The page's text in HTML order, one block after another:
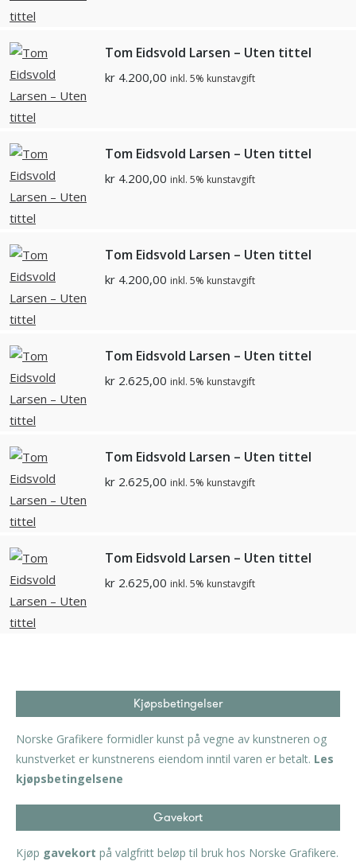
Tom Eidsvold Larsen – Uten tittel
kr 4.200,00 inkl. 5% kunstavgift
Tom Eidsvold Larsen – Uten tittel
kr 4.200,00 inkl. 5% kunstavgift
Tom Eidsvold Larsen – Uten tittel
kr 4.200,00 inkl. 5% kunstavgift
Tom Eidsvold Larsen – Uten tittel
kr 2.625,00 inkl. 5% kunstavgift
Tom Eidsvold Larsen – Uten tittel
kr 2.625,00 inkl. 5% kunstavgift
Tom Eidsvold Larsen – Uten tittel
kr 2.625,00 inkl. 5% kunstavgift
Kjøpsbetingelser
Norske Grafikere formidler kunst på vegne av kunstneren og
kunstverket er kunstnerens eiendom inntil varen er betalt. Les
kjøpsbetingelsene
Gavekort
Kjøp gavekort på valgfritt beløp til bruk hos Norske Grafikere.